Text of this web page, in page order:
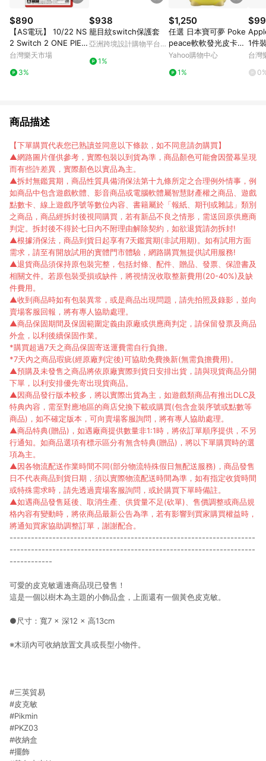
$890
【AS電玩】 10/22 NS
2 Switch 2 ONE PIEC
E 海洋盛宴 (海賊王開
台灣樂天市場
3%
$938
籠目紋switch保護套
亞洲跨境設計購物平台
1%
$1,250
任選 日本寶可夢 Poke
peace軟軟發光皮卡丘
PC27009
Yahoo購物中心
1%
1件
PP
台灣
商品描述
【下單購買代表您已熟讀並同意以下條款，如不同意請勿購買】
▲網路圖片僅供參考，實際包裝以到貨為準，商品顏色可能會因螢幕呈現
而有些許差異，實際顏色以實品為主。
▲拆封無鑑賞期，商品性質具備消保法第十九條所定之合理例外情事，例
如商品中包含遊戲軟體、影音商品或電腦軟體屬智慧財產權之商品、遊戲
點數卡、線上遊戲序號等數位內容、書籍屬於「報紙、期刊或雜誌」類別
之商品，商品經拆封後視同購買，若有新品不良之情形，需送回原供應商
判定。拆封後不得於七日內不附理由解除契約，如欲退貨請勿拆封!
▲根據消保法，商品到貨日起享有7天鑑賞期(非試用期)。如有試用方面
需求，請至有開放試用的實體門市體驗，網路購買無提供試用服務!
▲退貨商品須保持原包裝完整，包括封條、配件、贈品、發票、保證書及
相關文件。若原包裝受損或缺件，將視情況收取整新費用(20-40%)及缺
件費用。
▲收到商品時如有包裝異常，或是商品出現問題，請先拍照及錄影，並向
賣場客服回報，將有專人協助處理。
▲商品保固期間及保固範圍定義由原廠或供應商判定，請保留發票及商品
外盒，以利後續保固作業。
*購買超過7天之商品保固寄送運費需自行負擔。
*7天內之商品瑕疵(經原廠判定後)可協助免費換新(無需負擔費用)。
▲預購及未發售之商品將依原廠實際到貨日安排出貨，請與現貨商品分開
下單，以利安排優先寄出現貨商品。
▲因商品發行版本較多，將以實際出貨為主，如遊戲類商品有推出DLC及
特典內容，需至對應地區的商店兌換下載或購買(包含盒裝序號或點數等
商品)，如不確定版本，可向賣場客服詢問，將有專人協助處理。
▲商品特典(贈品)，如遇廠商提供數量非1:1時，將依訂單順序提供，不另
行通知。如商品選項有標示區分有無含特典(贈品)，將以下單購買時的選
項為主。
▲因各物流配送作業時間不同(部分物流特殊假日無配送服務)，商品發售
日不代表商品到貨日期，須以實際物流配送時間為準，如有指定收貨時間
或特殊需求時，請先透過賣場客服詢問，或於購買下單時備註。
▲如遇商品發售延後、取消生產、供貨量不足(砍單)、售價調整或商品規
格內容有變動時，將依商品最新公告為準，若有影響到買家購買權益時，
將通知買家協助調整訂單，謝謝配合。
---------------------------------------------------------------------
---------------------------------------------------------------------
------------
可愛的皮克敏週邊商品現已發售！
這是一個以樹木為主題的小飾品盒，上面還有一個黃色皮克敏。
●尺寸：寬7 × 深12 × 高13cm
※木頭內可收納放置文具或長型小物件。
#三英貿易
#皮克敏
#Pikmin
#PKZ03
#收納盒
#擺飾